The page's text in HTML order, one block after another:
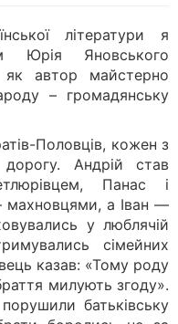
літератури я
Юрія Яновського
автор майстерно
– громадянську
Половців, кожен з
Андрій став
Панас і
махновцями, а Іван —
у люблячій
сімейних
казав: «Тому роду
милують згоду».
батьківську